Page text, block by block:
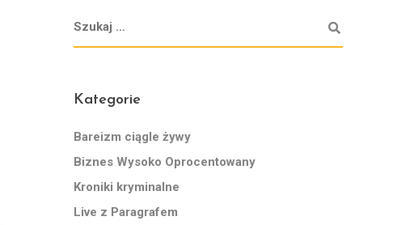
Kategorie
Bareizm ciągle żywy
Biznes Wysoko Oprocentowany
Kroniki kryminalne
Live z Paragrafem